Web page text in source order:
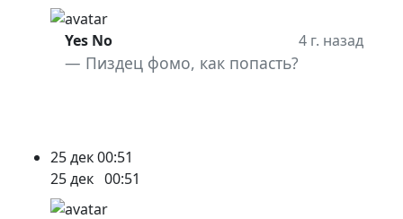
Yes No
Пиздец фомо, как попасть?
4 г. назад
25 дек00:51
25 дек 00:51